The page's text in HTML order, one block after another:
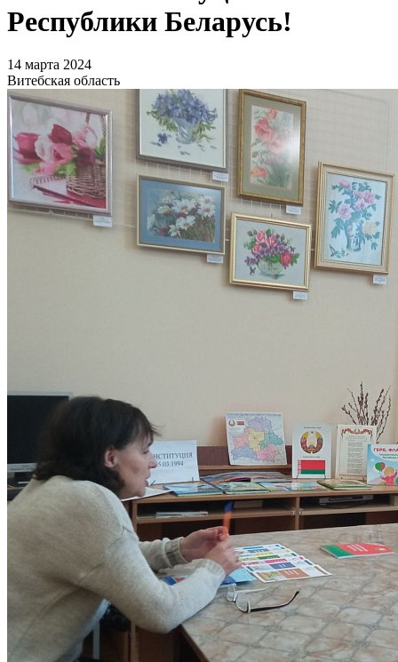
Республики Беларусь!
14 марта 2024
Витебская область